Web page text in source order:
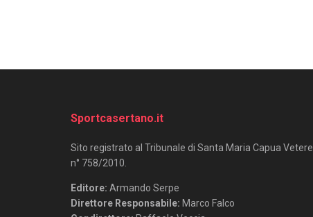
Sportcasertano.it
Sito registrato al Tribunale di Santa Maria Capua Vetere
n° 758/2010.
Editore: Armando Serpe
Direttore Responsabile: Marco Falco